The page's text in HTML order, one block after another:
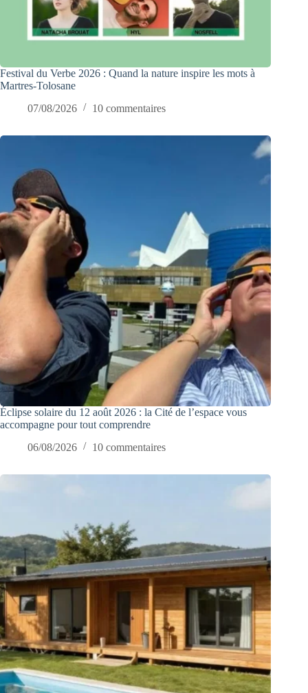
Festival du Verbe 2026 : Quand la nature inspire les mots à
Martres-Tolosane
07/08/2026
10 commentaires
Éclipse solaire du 12 août 2026 : la Cité de l’espace vous
accompagne pour tout comprendre
06/08/2026
10 commentaires